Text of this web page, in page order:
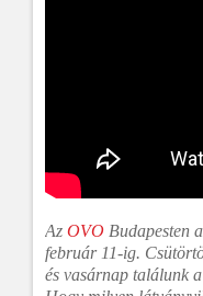
Az OVO Budapesten
február 11-ig.
és vasárnap találunk